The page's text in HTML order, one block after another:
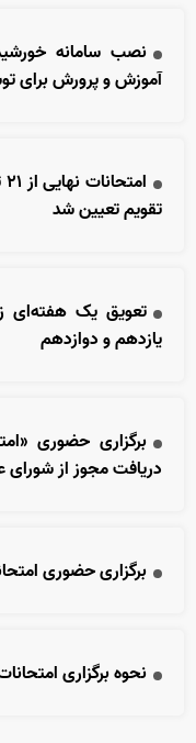
آموزش و پرورش برای
تقویم تعیین شد
تعویق یک هفته‌ای
یازدهم و دوازدهم
دریافت مجوز از شورای
برگزاری حضوری
نحوه برگزاری